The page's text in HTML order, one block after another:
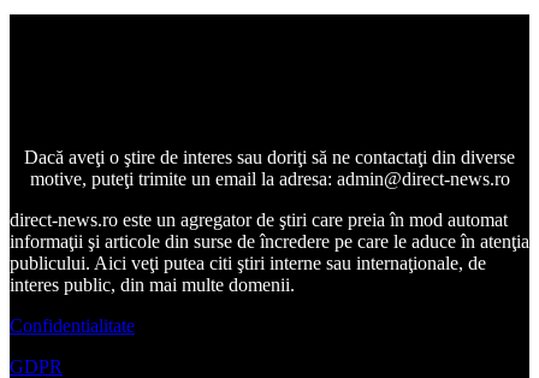
Dacă aveţi o ştire de interes sau doriţi să ne contactaţi din diverse
motive, puteţi trimite un email la adresa: admin@direct-news.ro
direct-news.ro este un agregator de ştiri care preia în mod automat
informaţii şi articole din surse de încredere pe care le aduce în atenţia
publicului. Aici veţi putea citi ştiri interne sau internaţionale, de
interes public, din mai multe domenii.
Confidentialitate
GDPR